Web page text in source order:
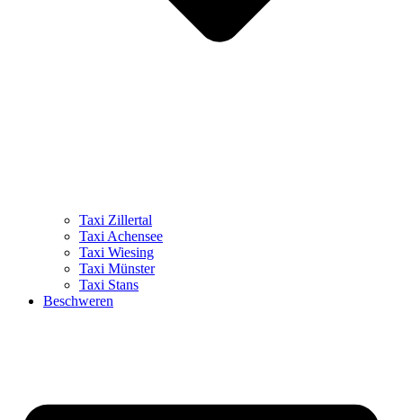
Taxi Zillertal
Taxi Achensee
Taxi Wiesing
Taxi Münster
Taxi Stans
Beschweren